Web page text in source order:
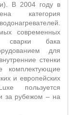
В 2004 году в
категория
современных
сварки бака
для
стенки
комплектующие
и европейских
пользуется
за рубежом – на